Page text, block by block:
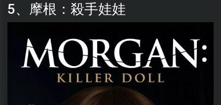
5、摩根：殺手娃娃